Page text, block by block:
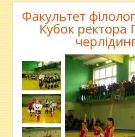
Факультет
Кубок ректора